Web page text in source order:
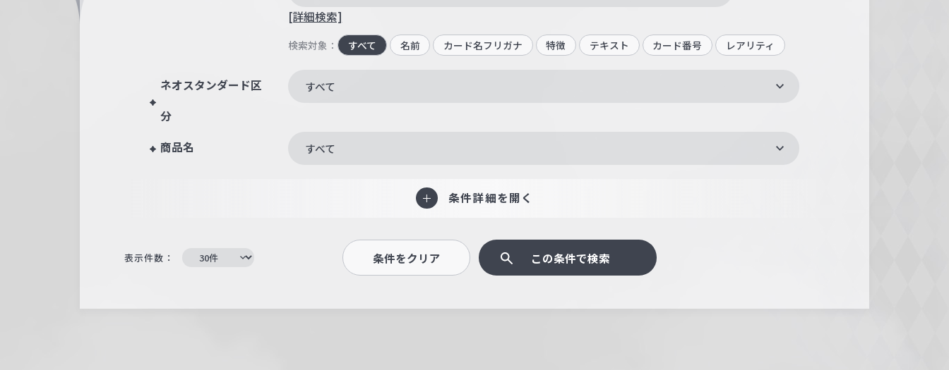
[詳細検索]
検索対象： すべて 名前 カード名フリガナ 特徴 テキスト カード番号 レアリティ
ネオスタンダード区
分
すべて
商品名 すべて
条件詳細を開く
表示件数： 条件をクリア この条件で検索